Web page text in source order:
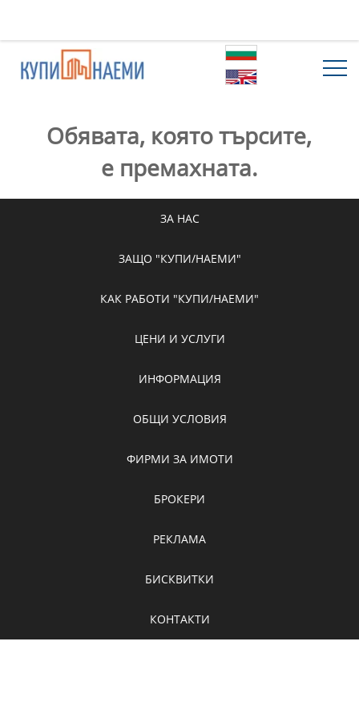
Обявата, която търсите,
е премахната.
ЗА НАС
ЗАЩО "КУПИ/НАЕМИ"
КАК РАБОТИ "КУПИ/НАЕМИ"
ЦЕНИ И УСЛУГИ
ИНФОРМАЦИЯ
ОБЩИ УСЛОВИЯ
ФИРМИ ЗА ИМОТИ
БРОКЕРИ
РЕКЛАМА
БИСКВИТКИ
КОНТАКТИ